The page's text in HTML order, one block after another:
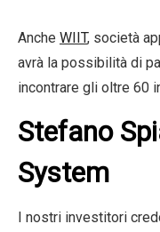
Anche WIIT, società
avrà la possibilità di
incontrare gli oltre 60
Stefano
System
I nostri investitori